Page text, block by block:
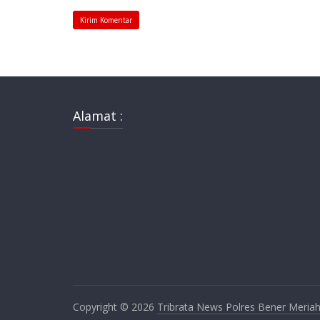
Alamat :
Copyright © 2026 Tribrata News Polres Bener Meriah